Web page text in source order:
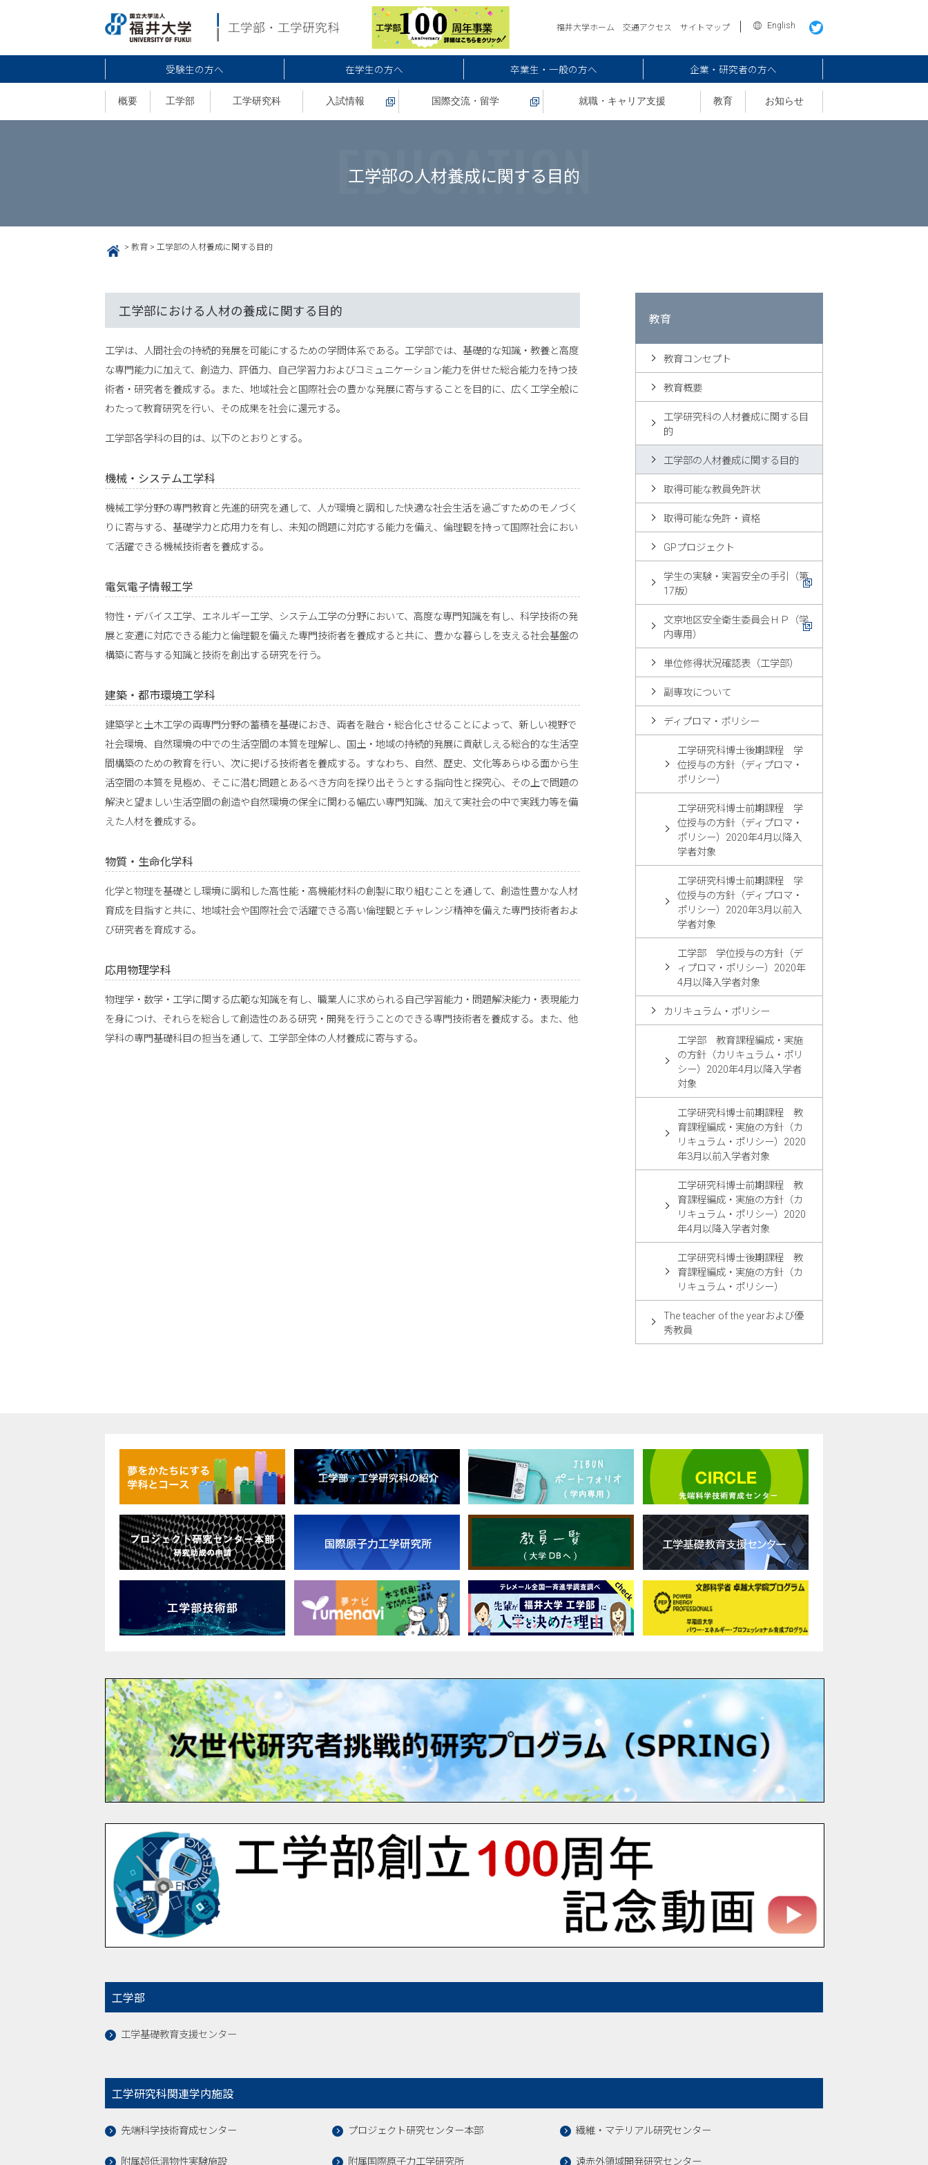
福井大学ホーム 交通アクセス サイトマップ English
受験生の方へ 在学生の方へ 卒業生・一般の方へ 企業・研究者の方へ
概要 工学部 工学研究科 入試情報 国際交流・留学 就職・キャリア支援 教育 お知らせ
工学部の人材養成に関する目的
HOME > 教育 > 工学部の人材養成に関する目的
工学部における人材の養成に関する目的
工学は、人間社会の持続的発展を可能にするための学問体系である。工学部では、基礎的な知識・教養と高度
な専門能力に加えて、創造力、評価力、自己学習力およびコミュニケーション能力を併せた総合能力を持つ技
術者・研究者を養成する。また、地域社会と国際社会の豊かな発展に寄与することを目的に、広く工学全般に
わたって教育研究を行い、その成果を社会に還元する。
工学部各学科の目的は、以下のとおりとする。
機械・システム工学科
機械工学分野の専門教育と先進的研究を通して、人が環境と調和した快適な社会生活を過ごすためのモノづく
りに寄与する、基礎学力と応用力を有し、未知の問題に対応する能力を備え、倫理観を持って国際社会におい
て活躍できる機械技術者を養成する。
電気電子情報工学
物性・デバイス工学、エネルギー工学、システム工学の分野において、高度な専門知識を有し、科学技術の発
展と変遷に対応できる能力と倫理観を備えた専門技術者を養成すると共に、豊かな暮らしを支える社会基盤の
構築に寄与する知識と技術を創出する研究を行う。
建築・都市環境工学科
建築学と土木工学の両専門分野の蓄積を基礎におき、両者を融合・総合化させることによって、新しい視野で
社会環境、自然環境の中での生活空間の本質を理解し、国土・地域の持続的発展に貢献しえる総合的な生活空
間構築のための教育を行い、次に掲げる技術者を養成する。すなわち、自然、歴史、文化等あらゆる面から生
活空間の本質を見極め、そこに潜む問題とあるべき方向を探り出そうとする指向性と探究心、その上で問題の
解決と望ましい生活空間の創造や自然環境の保全に関わる幅広い専門知識、加えて実社会の中で実践力等を備
えた人材を養成する。
物質・生命化学科
化学と物理を基礎とし環境に調和した高性能・高機能材料の創製に取り組むことを通して、創造性豊かな人材
育成を目指すと共に、地域社会や国際社会で活躍できる高い倫理観とチャレンジ精神を備えた専門技術者およ
び研究者を育成する。
応用物理学科
物理学・数学・工学に関する広範な知識を有し、職業人に求められる自己学習能力・問題解決能力・表現能力
を身につけ、それらを総合して創造性のある研究・開発を行うことのできる専門技術者を養成する。また、他
学科の専門基礎科目の担当を通して、工学部全体の人材養成に寄与する。
教育
教育コンセプト
教育概要
工学研究科の人材養成に関する目
的
工学部の人材養成に関する目的
取得可能な教員免許状
取得可能な免許・資格
GPプロジェクト
学生の実験・実習安全の手引（第
17版）
文京地区安全衛生委員会ＨＰ（学
内専用）
単位修得状況確認表（工学部）
副専攻について
ディプロマ・ポリシー
工学研究科博士後期課程 学
位授与の方針（ディプロマ・
ポリシー）
工学研究科博士前期課程 学
位授与の方針（ディプロマ・
ポリシー）2020年4月以降入
学者対象
工学研究科博士前期課程 学
位授与の方針（ディプロマ・
ポリシー）2020年3月以前入
学者対象
工学部 学位授与の方針（デ
ィプロマ・ポリシー）2020年
4月以降入学者対象
カリキュラム・ポリシー
工学部 教育課程編成・実施
の方針（カリキュラム・ポリ
シー）2020年4月以降入学者
対象
工学研究科博士前期課程 教
育課程編成・実施の方針（カ
リキュラム・ポリシー）2020
年3月以前入学者対象
工学研究科博士前期課程 教
育課程編成・実施の方針（カ
リキュラム・ポリシー）2020
年4月以降入学者対象
工学研究科博士後期課程 教
育課程編成・実施の方針（カ
リキュラム・ポリシー）
The teacher of the yearおよび優
秀教員
工学部
工学基礎教育支援センター
工学研究科関連学内施設
先端科学技術育成センター プロジェクト研究センター本部 繊維・マテリアル研究センター
附属超低温物性実験施設 附属国際原子力工学研究所 遠赤外領域開発研究センター